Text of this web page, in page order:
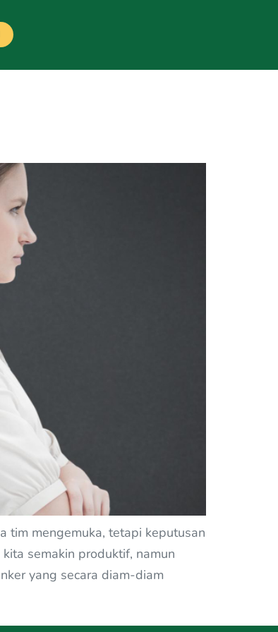
tim mengemuka, tetapi keputusan
semakin produktif, namun
yang secara diam-diam